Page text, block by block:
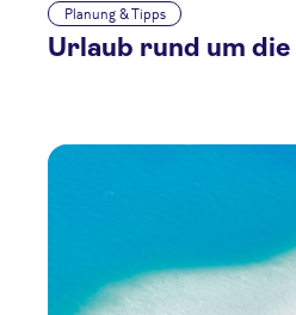
Planung & Tipps
Urlaub rund um